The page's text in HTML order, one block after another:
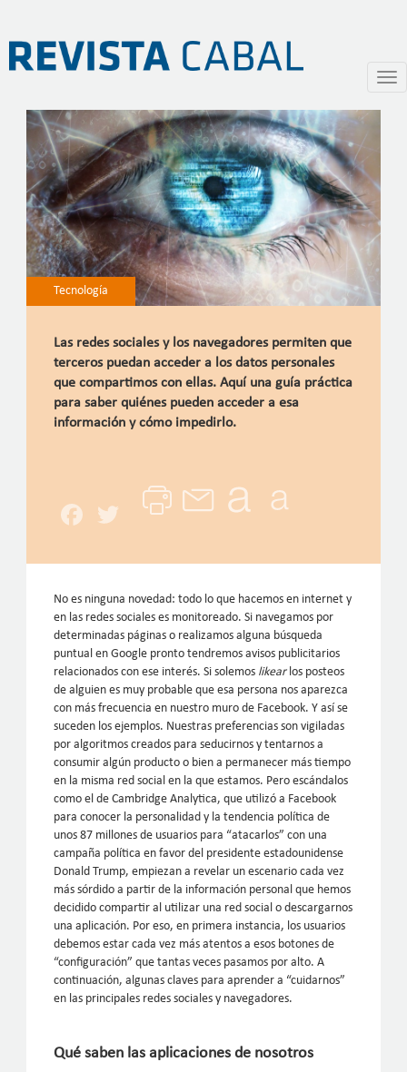
Pasar
contenido
principal
¿Quiénes nos espían?
Tecnología
Las redes sociales y los navegadores permiten que
terceros puedan acceder a los datos personales
que compartimos con ellas. Aquí una guía práctica
para saber quiénes pueden acceder a esa
información y cómo impedirlo.
Facebook
Twitter
No es ninguna novedad: todo lo que hacemos en internet y
en las redes sociales es monitoreado. Si navegamos por
determinadas páginas o realizamos alguna búsqueda
puntual en Google pronto tendremos avisos publicitarios
relacionados con ese interés. Si solemos likearlos posteos
de alguien es muy probable que esa persona nos aparezca
con más frecuencia en nuestro muro de Facebook. Y así se
suceden los ejemplos. Nuestras preferencias son vigiladas
por algoritmos creados para seducirnos y tentarnos a
consumir algún producto o bien a permanecer más tiempo
en la misma red social en la que estamos. Pero escándalos
como el de Cambridge Analytica, que utilizó a Facebook
para conocer la personalidad y la tendencia política de
unos 87 millones de usuarios para “atacarlos” con una
campaña política en favor del presidente estadounidense
Donald Trump, empiezan a revelar un escenario cada vez
más sórdido a partir de la información personal que hemos
decidido compartir al utilizar una red social o descargarnos
una aplicación. Por eso, en primera instancia, los usuarios
debemos estar cada vez más atentos a esos botones de
“configuración” que tantas veces pasamos por alto. A
continuación, algunas claves para aprender a “cuidarnos”
en las principales redes sociales y navegadores.
Qué saben las aplicaciones de nosotros